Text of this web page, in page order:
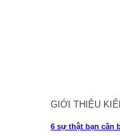
GIỚI THIỆU
6 sự thật bạn cần